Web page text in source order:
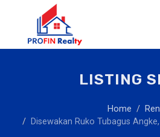
LISTING
Home
Disewakan Ruko Tubagus